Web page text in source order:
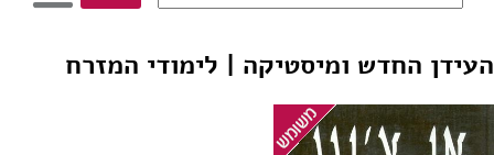
העידן החדש ומיסטיקה | לימודי המזרח